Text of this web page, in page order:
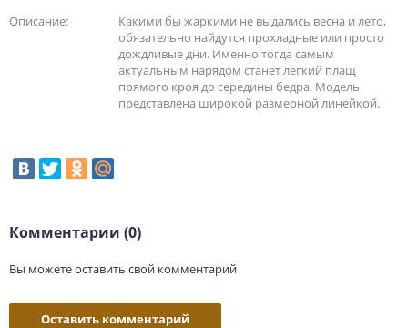
Описание:
Какими бы жаркими не выдались весна и лето,
обязательно найдутся прохладные или просто
дождливые дни. Именно тогда самым
актуальным нарядом станет легкий плащ
прямого кроя до середины бедра. Модель
представлена широкой размерной линейкой.
Комментарии (0)
Вы можете оставить свой комментарий
Оставить комментарий